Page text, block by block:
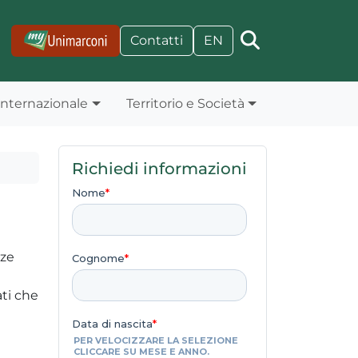
Contatti EN
Territorio e Società
che
Richiedi informazioni